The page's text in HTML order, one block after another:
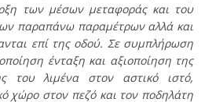
των μέσων μεταφοράς και του
παραπάνω παραμέτρων αλλά και
επί της οδού. Σε συμπλήρωση
ένταξη και αξιοποίηση της
του λιμένα στον αστικό ιστό,
χώρο στον πεζό και τον ποδηλάτη